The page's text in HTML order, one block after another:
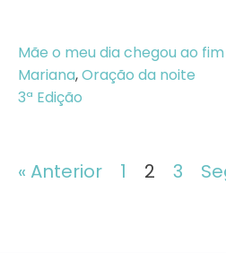
Mãe o meu dia chegou ao fim
Mariana,Oração da noite
3ª Edição
« Anterior 1 2 3